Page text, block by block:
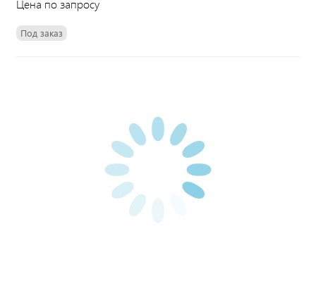
Цена по запросу
Под заказ